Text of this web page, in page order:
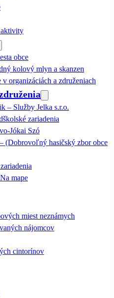
obce
kolový mlyn a skanzen
v organizáciách a združeniach
– Služby Jelka s.r.o.
zariadenia
Jókai Szó
(Dobrovoľný hasičský zbor obce
Na mape
miest neznámych
nájomcov
cintorínov